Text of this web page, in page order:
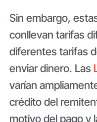
Sin embargo,
conllevan tarifas
diferentes tarifas
enviar dinero. Las
varían
crédito del
motivo del pago y